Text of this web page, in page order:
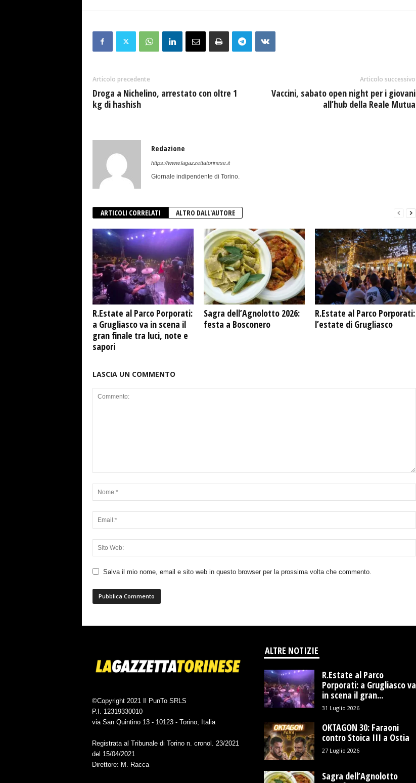
Articolo precedente
Droga a Nichelino, arrestato con oltre 1
kg di hashish
Articolo successivo
Vaccini, sabato open night per i giovani
all’hub della Reale Mutua
Redazione
https://www.lagazzettatorinese.it
Giornale indipendente di Torino.
ARTICOLI CORRELATI ALTRO DALL'AUTORE
R.Estate al Parco Porporati:
a Grugliasco va in scena il
gran finale tra luci, note e
sapori
Sagra dell’Agnolotto 2026:
festa a Bosconero
R.Estate al Parco Porporati:
l’estate di Grugliasco
LASCIA UN COMMENTO
Salva il mio nome, email e sito web in questo browser per la prossima volta che commento.
©Copyright 2021 Il PunTo SRLS
P.I. 12319330010
via San Quintino 13 - 10123 - Torino, Italia
Registrata al Tribunale di Torino n. cronol. 23/2021
del 15/04/2021
Direttore: M. Racca
ALTRE NOTIZIE
R.Estate al Parco
Porporati: a Grugliasco va
in scena il gran...
31 Luglio 2026
OKTAGON 30: Faraoni
contro Stoica III a Ostia
27 Luglio 2026
Sagra dell’Agnolotto